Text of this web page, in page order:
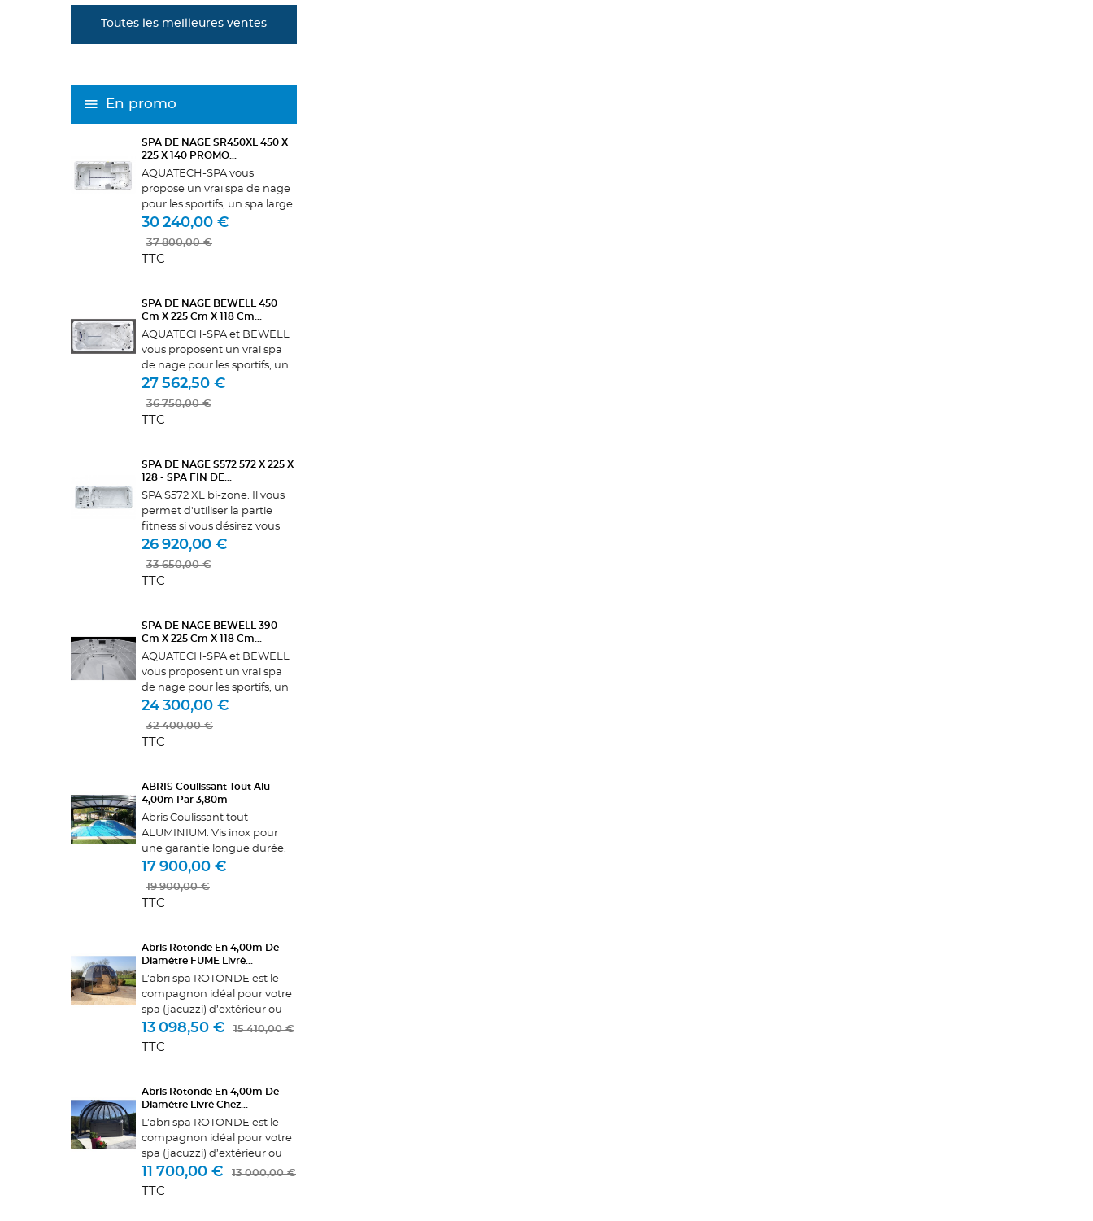
60401 ou...
Toutes les meilleures ventes
En promo
SPA DE NAGE SR450XL 450 X
225 X 140 PROMO...
AQUATECH-SPA vous
propose un vrai spa de nage
pour les sportifs, un spa large
et profond. Nos spas sont
les qualités de leur isolation.
Le SR450XL est équipé de 4...
30 240,00 €
37 800,00 €
TTC
SPA DE NAGE BEWELL 450
Cm X 225 Cm X 118 Cm...
AQUATECH-SPA et BEWELL
vous proposent un vrai spa
de nage pour les sportifs, un
spa large et profond. Équipé
gros du marché de marque
GECKO. réglables en
27 562,50 €
36 750,00 €
TTC
SPA DE NAGE S572 572 X 225 X
128 - SPA FIN DE...
SPA S572 XL bi-zone. Il vous
permet d'utiliser la partie
fitness si vous désirez vous
exercer ou la partie spa
relaxer. Vous avez la
possibilité de nager ou de
26 920,00 €
33 650,00 €
TTC
SPA DE NAGE BEWELL 390
Cm X 225 Cm X 118 Cm...
AQUATECH-SPA et BEWELL
vous proposent un vrai spa
de nage pour les sportifs, un
spa large et profond. Équipé
gros du marché de marque
GECKO. réglables en
24 300,00 €
32 400,00 €
TTC
ABRIS Coulissant Tout Alu
4,00m Par 3,80m
Abris Coulissant tout
ALUMINIUM. Vis inox pour
une garantie longue durée.
Nombreuses options telles
coulissantes, les portes
accordéons, les vitres fumées.
17 900,00 €
19 900,00 €
TTC
Abris Rotonde En 4,00m De
Diamètre FUME Livré...
L’abri spa ROTONDE est le
compagnon idéal pour votre
spa (jacuzzi) d’extérieur ou
pour votre salon de jardin
avec class et intimité. Profiter
13 098,50 € 15 410,00 €
TTC
Abris Rotonde En 4,00m De
Diamètre Livré Chez...
L’abri spa ROTONDE est le
compagnon idéal pour votre
spa (jacuzzi) d’extérieur ou
votre salon de jardin. Profiter
d'un spa extérieur est une
11 700,00 € 13 000,00 €
TTC